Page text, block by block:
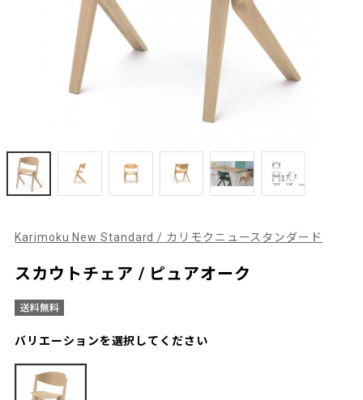
Karimoku New Standard / カリモクニュースタンダード
スカウトチェア / ピュアオーク
バリエーションを選択してください